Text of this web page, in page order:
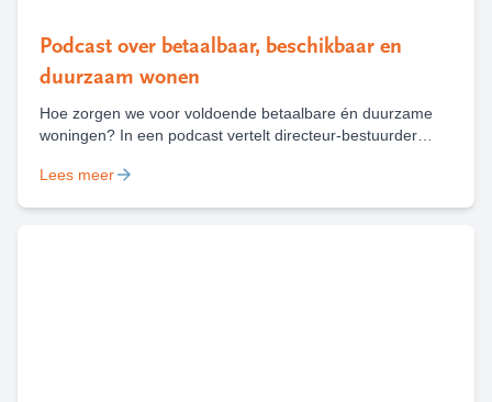
Podcast over betaalbaar, beschikbaar en
duurzaam wonen
Hoe zorgen we voor voldoende betaalbare én duurzame
woningen? In een podcast vertelt directeur-bestuurder
die daarbij komen kijken, met houtbouw als belangrijk
Lees meer